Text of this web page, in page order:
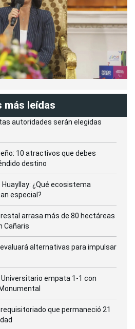
más leídas
autoridades serán elegidas
10 atractivos que debes
destino
¿Qué ecosistema
especial?
arrasa más de 80 hectáreas
Cañaris
alternativas para impulsar
empata 1-1 con
que permaneció 21